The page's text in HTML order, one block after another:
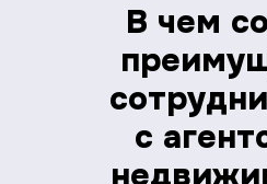
В чем
с